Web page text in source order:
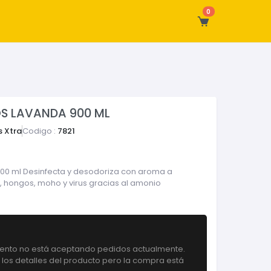
0
LAVANDA 900 ML
XtraCodigo : 7821
ml Desinfecta y desodoriza con aroma a
moho y virus gracias al amonio
no está aceptando pedidos actualmente.
detalles del producto pero la compra está